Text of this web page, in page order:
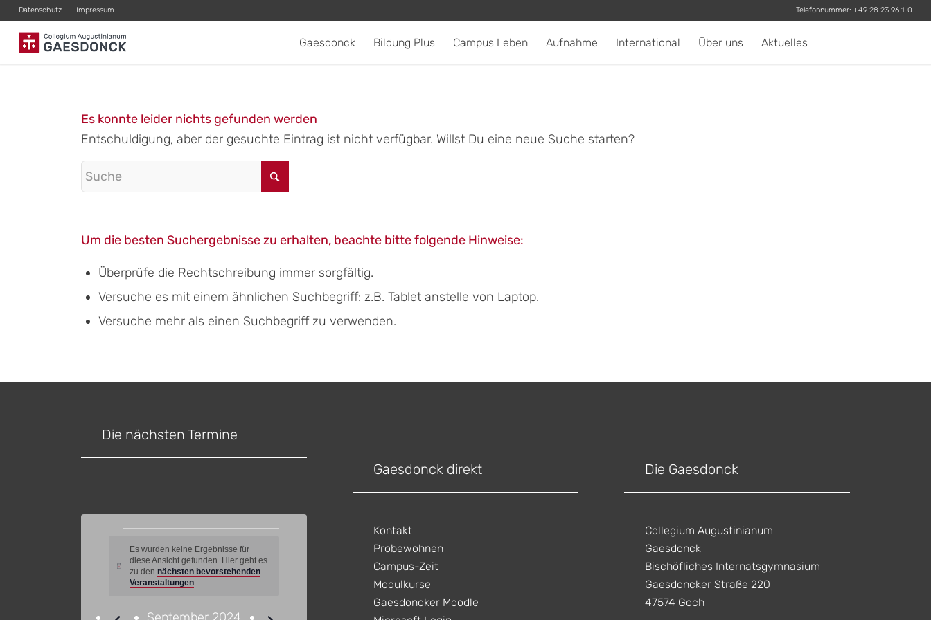
Datenschutz Impressum Telefonnummer:+49 28 23 96 1-0
Gaesdonck Bildung Plus Campus Leben Aufnahme International Über uns Aktuelles
Es konnte leider nichts gefunden werden
Entschuldigung, aber der gesuchte Eintrag ist nicht verfügbar. Willst Du eine neue Suche starten?
Um die besten Suchergebnisse zu erhalten, beachte bitte folgende Hinweise:
Überprüfe die Rechtschreibung immer sorgfältig.
Versuche es mit einem ähnlichen Suchbegriff: z.B. Tablet anstelle von Laptop.
Versuche mehr als einen Suchbegriff zu verwenden.
Die nächsten Termine
Veranstaltungen
Hinweis
Es wurden keine Ergebnisse für
diese Ansicht gefunden. Hier geht es
zu dennächsten bevorstehenden
Veranstaltungen.
Gaesdonck direkt
Kontakt
Probewohnen
Campus-Zeit
Modulkurse
Gaesdoncker Moodle
Die Gaesdonck
Collegium Augustinianum
Gaesdonck
Bischöfliches Internatsgymnasium
Gaesdoncker Straße 220
47574 Goch